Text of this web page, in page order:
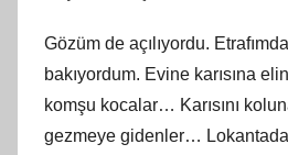
Gözüm de açılıyordu.
bakıyordum. Evine karısına
komşu kocalar… Karısını
gezmeye gidenler… Lokantada